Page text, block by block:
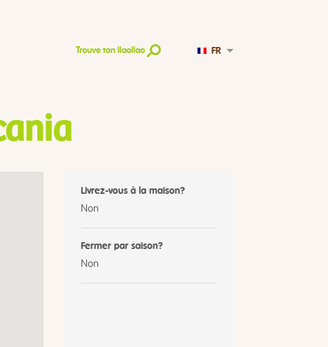
Trouve ton llaollao FR
Livrez-vous à la maison?
Non
Fermer par saison?
Non